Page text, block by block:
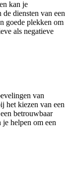
kan je
diensten van een
goede plekken om
als negatieve
van
het kiezen van een
betrouwbaar
helpen om een